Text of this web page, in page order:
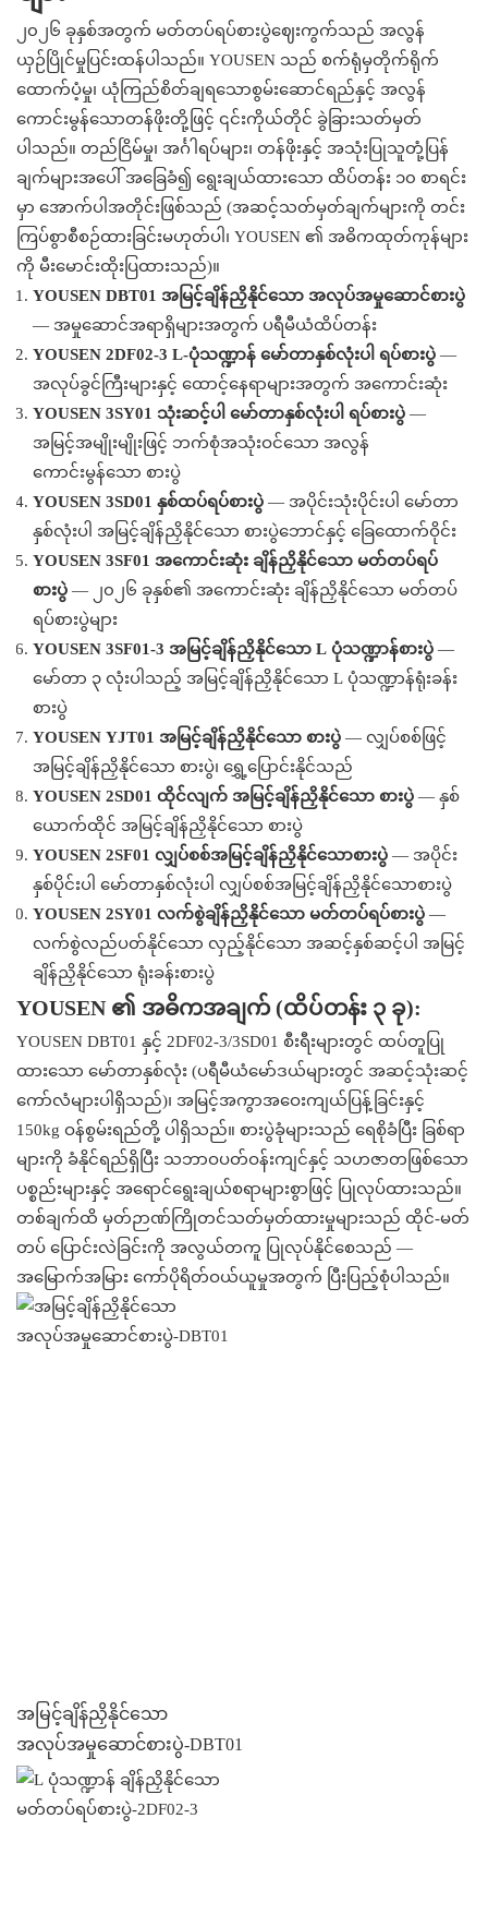
၂၀၂၆ ခုနှစ်အတွက် မတ်တပ်ရပ်စားပွဲဈေးကွက်သည် အလွန်
ယှဉ်ပြိုင်မှုပြင်းထန်ပါသည်။ YOUSEN သည် စက်ရုံမှတိုက်ရိုက်
ထောက်ပံ့မှု၊ ယုံကြည်စိတ်ချရသောစွမ်းဆောင်ရည်နှင့် အလွန်
ကောင်းမွန်သောတန်ဖိုးတို့ဖြင့် ၎င်းကိုယ်တိုင် ခွဲခြားသတ်မှတ်
ပါသည်။ တည်ငြိမ်မှု၊ အင်္ဂါရပ်များ၊ တန်ဖိုးနှင့် အသုံးပြုသူတုံ့ပြန်
ချက်များအပေါ် အခြေခံ၍ ရွေးချယ်ထားသော ထိပ်တန်း ၁၀ စာရင်း
မှာ အောက်ပါအတိုင်းဖြစ်သည် (အဆင့်သတ်မှတ်ချက်များကို တင်း
ကြပ်စွာစီစဉ်ထားခြင်းမဟုတ်ပါ၊ YOUSEN ၏ အဓိကထုတ်ကုန်များ
ကို မီးမောင်းထိုးပြထားသည်)။
YOUSEN DBT01 အမြင့်ချိန်ညှိနိုင်သော အလုပ်အမှုဆောင်စားပွဲ
— အမှုဆောင်အရာရှိများအတွက် ပရီမီယံထိပ်တန်း
YOUSEN 2DF02-3 L-ပုံသဏ္ဍာန် မော်တာနှစ်လုံးပါ ရပ်စားပွဲ —
အလုပ်ခွင်ကြီးများနှင့် ထောင့်နေရာများအတွက် အကောင်းဆုံး
YOUSEN 3SY01 သုံးဆင့်ပါ မော်တာနှစ်လုံးပါ ရပ်စားပွဲ —
အမြင့်အမျိုးမျိုးဖြင့် ဘက်စုံအသုံးဝင်သော အလွန်
ကောင်းမွန်သော စားပွဲ
YOUSEN 3SD01 နှစ်ထပ်ရပ်စားပွဲ — အပိုင်းသုံးပိုင်းပါ မော်တာ
နှစ်လုံးပါ အမြင့်ချိန်ညှိနိုင်သော စားပွဲဘောင်နှင့် ခြေထောက်ဝိုင်း
YOUSEN 3SF01 အကောင်းဆုံး ချိန်ညှိနိုင်သော မတ်တပ်ရပ်
စားပွဲ — ၂၀၂၆ ခုနှစ်၏ အကောင်းဆုံး ချိန်ညှိနိုင်သော မတ်တပ်
ရပ်စားပွဲများ
YOUSEN 3SF01-3 အမြင့်ချိန်ညှိနိုင်သော L ပုံသဏ္ဍာန်စားပွဲ —
မော်တာ ၃ လုံးပါသည့် အမြင့်ချိန်ညှိနိုင်သော L ပုံသဏ္ဍာန်ရုံးခန်း
စားပွဲ
YOUSEN YJT01 အမြင့်ချိန်ညှိနိုင်သော စားပွဲ — လျှပ်စစ်ဖြင့်
အမြင့်ချိန်ညှိနိုင်သော စားပွဲ၊ ရွှေ့ပြောင်းနိုင်သည်
YOUSEN 2SD01 ထိုင်လျက် အမြင့်ချိန်ညှိနိုင်သော စားပွဲ — နှစ်
ယောက်ထိုင် အမြင့်ချိန်ညှိနိုင်သော စားပွဲ
YOUSEN 2SF01 လျှပ်စစ်အမြင့်ချိန်ညှိနိုင်သောစားပွဲ — အပိုင်း
နှစ်ပိုင်းပါ မော်တာနှစ်လုံးပါ လျှပ်စစ်အမြင့်ချိန်ညှိနိုင်သောစားပွဲ
YOUSEN 2SY01 လက်စွဲချိန်ညှိနိုင်သော မတ်တပ်ရပ်စားပွဲ —
လက်စွဲလည်ပတ်နိုင်သော လှည့်နိုင်သော အဆင့်နှစ်ဆင့်ပါ အမြင့်
ချိန်ညှိနိုင်သော ရုံးခန်းစားပွဲ
YOUSEN ၏ အဓိကအချက် (ထိပ်တန်း ၃ ခု):
YOUSEN DBT01 နှင့် 2DF02-3/3SD01 စီးရီးများတွင် ထပ်တူပြု
ထားသော မော်တာနှစ်လုံး (ပရီမီယံမော်ဒယ်များတွင် အဆင့်သုံးဆင့်
ကော်လံများပါရှိသည်)၊ အမြင့်အကွာအဝေးကျယ်ပြန့်ခြင်းနှင့်
150kg ဝန်စွမ်းရည်တို့ ပါရှိသည်။ စားပွဲခုံများသည် ရေစိုခံပြီး ခြစ်ရာ
များကို ခံနိုင်ရည်ရှိပြီး သဘာဝပတ်ဝန်းကျင်နှင့် သဟဇာတဖြစ်သော
ပစ္စည်းများနှင့် အရောင်ရွေးချယ်စရာများစွာဖြင့် ပြုလုပ်ထားသည်။
တစ်ချက်ထိ မှတ်ဉာဏ်ကြိုတင်သတ်မှတ်ထားမှုများသည် ထိုင်-မတ်
တပ် ပြောင်းလဲခြင်းကို အလွယ်တကူ ပြုလုပ်နိုင်စေသည် —
အမြောက်အမြား ကော်ပိုရိတ်ဝယ်ယူမှုအတွက် ပြီးပြည့်စုံပါသည်။
အမြင့်ချိန်ညှိနိုင်သော
အလုပ်အမှုဆောင်စားပွဲ-DBT01